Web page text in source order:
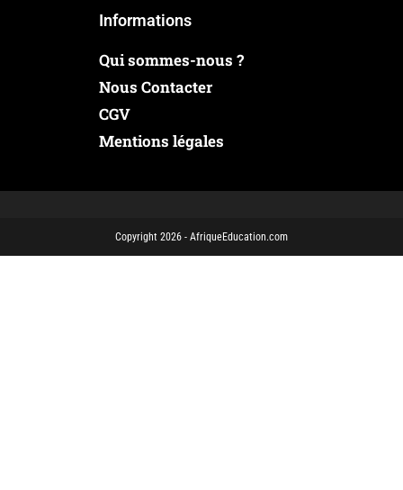
Informations
Qui sommes-nous ?
Nous Contacter
CGV
Mentions légales
Copyright 2026 - AfriqueEducation.com